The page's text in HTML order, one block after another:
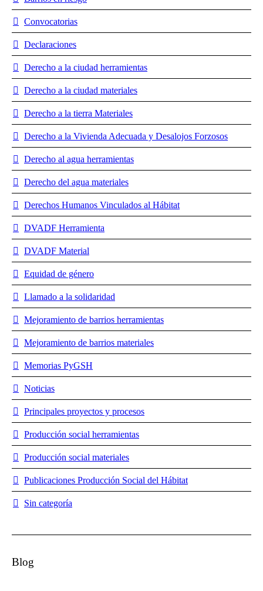
Convocatorias
Declaraciones
Derecho a la ciudad herramientas
Derecho a la ciudad materiales
Derecho a la tierra Materiales
Derecho a la Vivienda Adecuada y Desalojos Forzosos
Derecho al agua herramientas
Derecho del agua materiales
Derechos Humanos Vinculados al Hábitat
DVADF Herramienta
DVADF Material
Equidad de género
Llamado a la solidaridad
Mejoramiento de barrios herramientas
Mejoramiento de barrios materiales
Memorias PyGSH
Noticias
Principales proyectos y procesos
Producción social herramientas
Producción social materiales
Publicaciones Producción Social del Hábitat
Sin categoría
Blog